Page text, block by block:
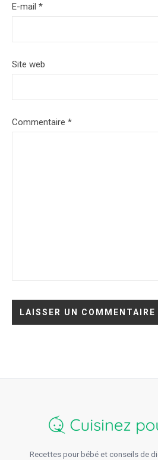
E-mail *
Site web
Commentaire *
Recettes pour bébé et conseils de